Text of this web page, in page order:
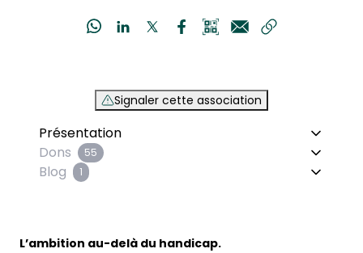
Signaler cette association
Présentation
Dons
55
Blog 1
L’ambition au-delà du handicap.